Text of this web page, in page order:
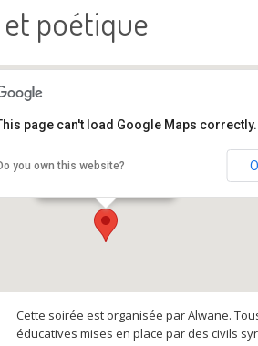
et poétique
Maison des Passages
44 rue Saint Georges - Lyon
page can't load Google Maps correctly.
you own this website?
Cette soirée est organisée par Alwane.
éducatives mises en place par des civils